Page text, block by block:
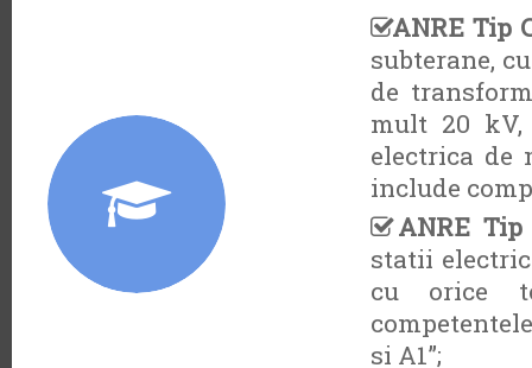
ANRE Tip
subterane,
de
mult 20 kV,
electrica de
include
ANRE
statii
cu orice
si A1”;